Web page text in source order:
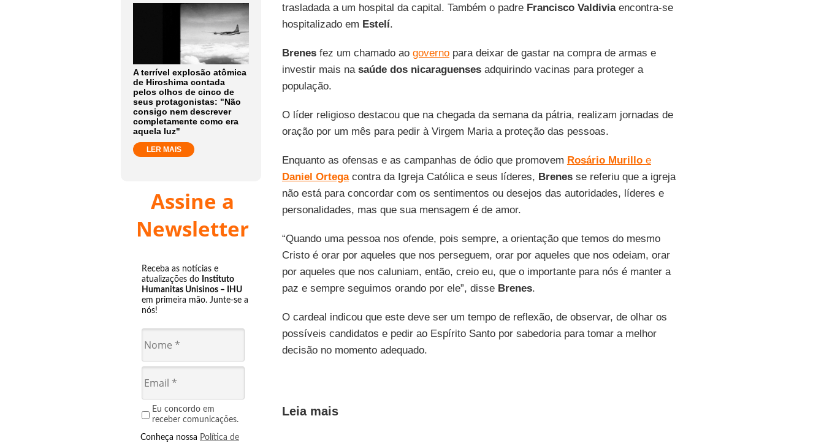
A terrível explosão atômica
de Hiroshima contada
pelos olhos de cinco de
seus protagonistas: "Não
consigo nem descrever
completamente como era
aquela luz"
LER MAIS
Assine a
Newsletter
Receba as notícias e
atualizações do Instituto
Humanitas Unisinos – IHU
em primeira mão. Junte-se a
nós!
Eu concordo em
receber comunicações.
Conheça nossa Política de
trasladada a um hospital da capital. Também o padre Francisco Valdiviaencontra-se
hospitalizado em Estelí.
Brenesfez um chamado ao governopara deixar de gastar na compra de armas e
investir mais na saúde dos nicaraguensesadquirindo vacinas para proteger a
população.
O líder religioso destacou que na chegada da semana da pátria, realizam jornadas de
oração por um mês para pedir à Virgem Maria a proteção das pessoas.
Enquanto as ofensas e as campanhas de ódio que promovem Rosário Murilloe
Daniel Ortegacontra da Igreja Católica e seus líderes, Brenesse referiu que a igreja
não está para concordar com os sentimentos ou desejos das autoridades, líderes e
personalidades, mas que sua mensagem é de amor.
“Quando uma pessoa nos ofende, pois sempre, a orientação que temos do mesmo
Cristo é orar por aqueles que nos perseguem, orar por aqueles que nos odeiam, orar
por aqueles que nos caluniam, então, creio eu, que o importante para nós é manter a
paz e sempre seguimos orando por ele”, disse Brenes.
O cardeal indicou que este deve ser um tempo de reflexão, de observar, de olhar os
possíveis candidatos e pedir ao Espírito Santo por sabedoria para tomar a melhor
decisão no momento adequado.
Leia mais